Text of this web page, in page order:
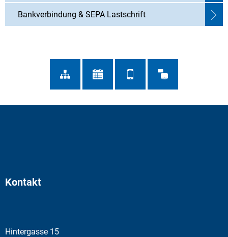
Bankverbindung & SEPA Lastschrift
Kontakt
Hintergasse 15